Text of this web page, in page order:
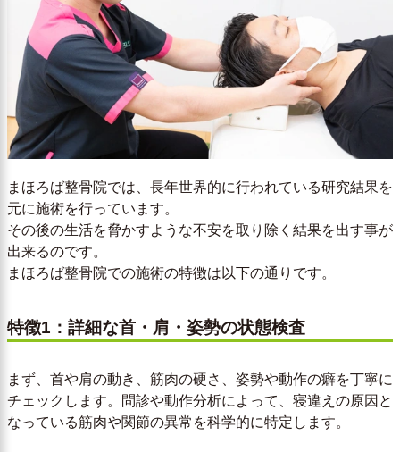
まほろば整骨院では、長年世界的に行われている研究結果を
元に施術を行っています。
その後の生活を脅かすような不安を取り除く結果を出す事が
出来るのです。
まほろば整骨院での施術の特徴は以下の通りです。
特徴1：詳細な首・肩・姿勢の状態検査
まず、首や肩の動き、筋肉の硬さ、姿勢や動作の癖を丁寧に
チェックします。問診や動作分析によって、寝違えの原因と
なっている筋肉や関節の異常を科学的に特定します。